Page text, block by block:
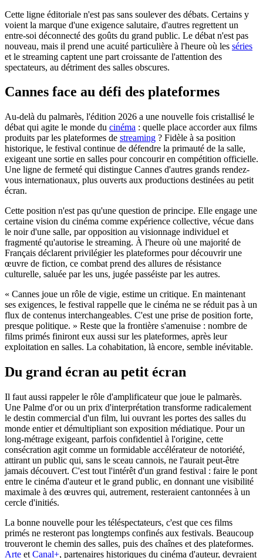
Cette ligne éditoriale n'est pas sans soulever des débats. Certains y
voient la marque d'une exigence salutaire, d'autres regrettent un
entre-soi déconnecté des goûts du grand public. Le débat n'est pas
nouveau, mais il prend une acuité particulière à l'heure où les séries
et le streaming captent une part croissante de l'attention des
spectateurs, au détriment des salles obscures.
Cannes face au défi des plateformes
Au-delà du palmarès, l'édition 2026 a une nouvelle fois cristallisé le
débat qui agite le monde du cinéma : quelle place accorder aux films
produits par les plateformes de streaming ? Fidèle à sa position
historique, le festival continue de défendre la primauté de la salle,
exigeant une sortie en salles pour concourir en compétition officielle.
Une ligne de fermeté qui distingue Cannes d'autres grands rendez-
vous internationaux, plus ouverts aux productions destinées au petit
écran.
Cette position n'est pas qu'une question de principe. Elle engage une
certaine vision du cinéma comme expérience collective, vécue dans
le noir d'une salle, par opposition au visionnage individuel et
fragmenté qu'autorise le streaming. À l'heure où une majorité de
Français déclarent privilégier les plateformes pour découvrir une
œuvre de fiction, ce combat prend des allures de résistance
culturelle, saluée par les uns, jugée passéiste par les autres.
« Cannes joue un rôle de vigie, estime un critique. En maintenant
ses exigences, le festival rappelle que le cinéma ne se réduit pas à un
flux de contenus interchangeables. C'est une prise de position forte,
presque politique. » Reste que la frontière s'amenuise : nombre de
films primés finiront eux aussi sur les plateformes, après leur
exploitation en salles. La cohabitation, là encore, semble inévitable.
Du grand écran au petit écran
Il faut aussi rappeler le rôle d'amplificateur que joue le palmarès.
Une Palme d'or ou un prix d'interprétation transforme radicalement
le destin commercial d'un film, lui ouvrant les portes des salles du
monde entier et démultipliant son exposition médiatique. Pour un
long-métrage exigeant, parfois confidentiel à l'origine, cette
consécration agit comme un formidable accélérateur de notoriété,
attirant un public qui, sans le sceau cannois, ne l'aurait peut-être
jamais découvert. C'est tout l'intérêt d'un grand festival : faire le pont
entre le cinéma d'auteur et le grand public, en donnant une visibilité
maximale à des œuvres qui, autrement, resteraient cantonnées à un
cercle d'initiés.
La bonne nouvelle pour les téléspectateurs, c'est que ces films
primés ne resteront pas longtemps confinés aux festivals. Beaucoup
trouveront le chemin des salles, puis des chaînes et des plateformes.
Arte et Canal+, partenaires historiques du cinéma d'auteur, devraient